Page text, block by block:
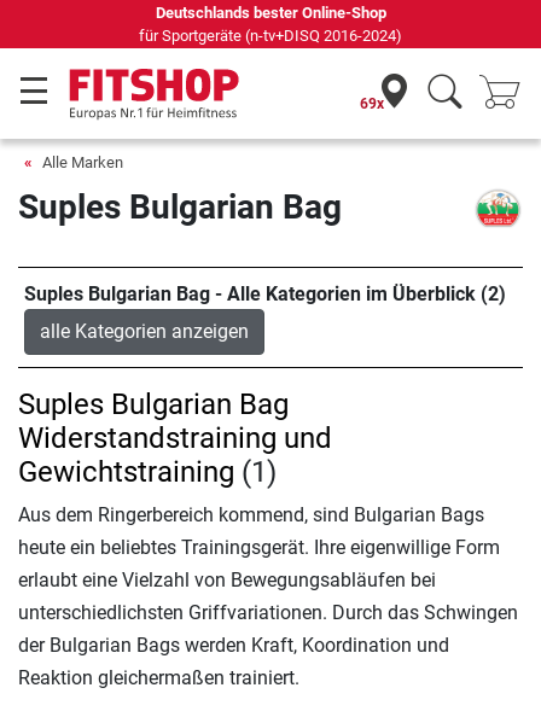
Deutschlands bester Online-Shop
für Sportgeräte (n-tv+DISQ 2016-2024)
69x
Alle Marken
Suples Bulgarian Bag
Suples Bulgarian Bag - Alle Kategorien im Überblick (2)
alle Kategorien anzeigen
Suples Bulgarian Bag
Widerstandstraining und
Gewichtstraining (1)
Aus dem Ringerbereich kommend, sind Bulgarian Bags
heute ein beliebtes Trainingsgerät. Ihre eigenwillige Form
erlaubt eine Vielzahl von Bewegungsabläufen bei
unterschiedlichsten Griffvariationen. Durch das Schwingen
der Bulgarian Bags werden Kraft, Koordination und
Reaktion gleichermaßen trainiert.